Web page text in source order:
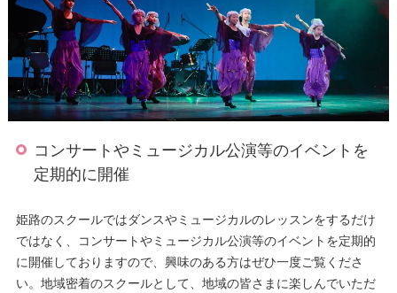
コンサートやミュージカル公演等のイベントを
定期的に開催
姫路のスクールではダンスやミュージカルのレッスンをするだけ
ではなく、コンサートやミュージカル公演等のイベントを定期的
に開催しておりますので、興味のある方はぜひ一度ご覧くださ
い。地域密着のスクールとして、地域の皆さまに楽しんでいただ